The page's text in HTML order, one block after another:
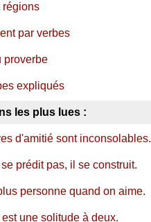
régions
par verbes
proverbe
expliqués
les plus lues :
d'amitié sont inconsolables.
prédit pas, il se construit.
personne quand on aime.
est une solitude à deux.